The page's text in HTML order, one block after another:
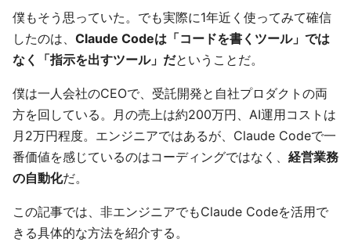
僕もそう思っていた。でも実際に1年近く使ってみて確信
したのは、 Claude Codeは「コードを書くツール」では
なく「指示を出すツール」だということだ。
僕は一人会社のCEOで、受託開発と自社プロダクトの両
方を回している。月の売上は約200万円、AI運用コストは
月2万円程度。エンジニアではあるが、Claude Codeで一
番価値を感じているのはコーディングではなく、 経営業務
の自動化だ。
この記事では、非エンジニアでもClaude Codeを活用で
きる具体的な方法を紹介する。